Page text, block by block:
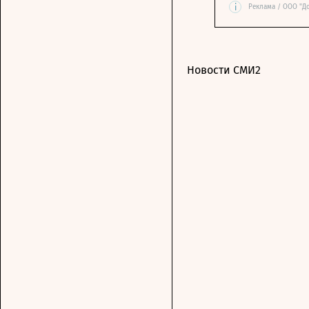
i Реклама / ООО
Новости СМИ2